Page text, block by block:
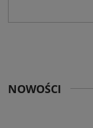
NOWOŚCI